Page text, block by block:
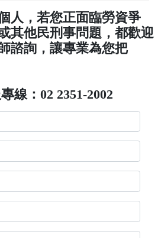
人，若您正面臨勞資爭
其他民刑事問題，都歡迎
諮詢，讓專業為您把
線：02 2351-2002